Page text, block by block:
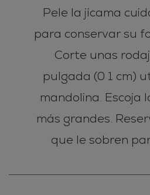
Pele la jícama
para conservar su
Corte unas
pulgada (0 1 cm)
mandolina. Escoja
más grandes.
que le sobren